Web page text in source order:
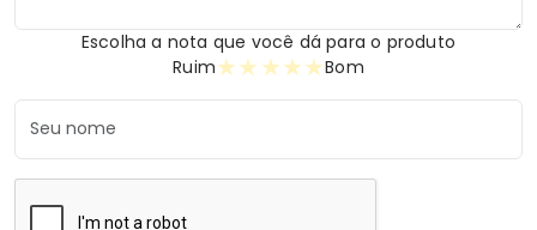
Escolha a nota que você dá para o produto
Ruim
★
★
★
★
★ Bom